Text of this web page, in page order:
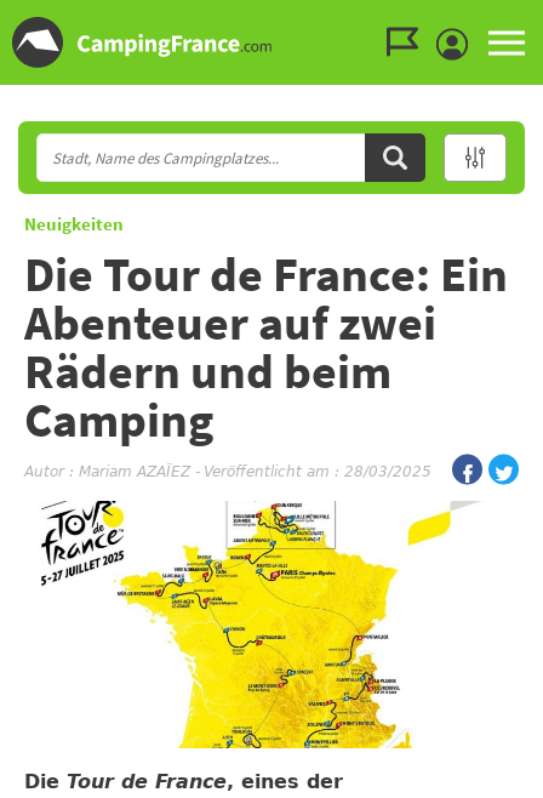
Neuigkeiten
Die Tour de France: Ein
Abenteuer auf zwei
Rädern und beim
Camping
Autor : Mariam AZAÏEZ- Veröffentlicht am : 28/03/2025
Die Tour de France, eines der